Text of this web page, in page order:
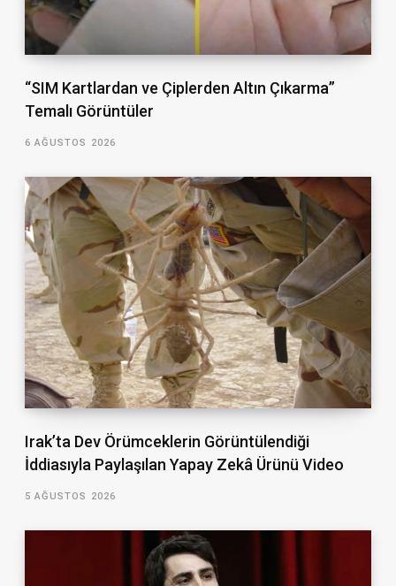
“SIM Kartlardan ve Çiplerden Altın Çıkarma”
Temalı Görüntüler
6 AĞUSTOS 2026
Irak’ta Dev Örümceklerin Görüntülendiği
İddiasıyla Paylaşılan Yapay Zekâ Ürünü Video
5 AĞUSTOS 2026